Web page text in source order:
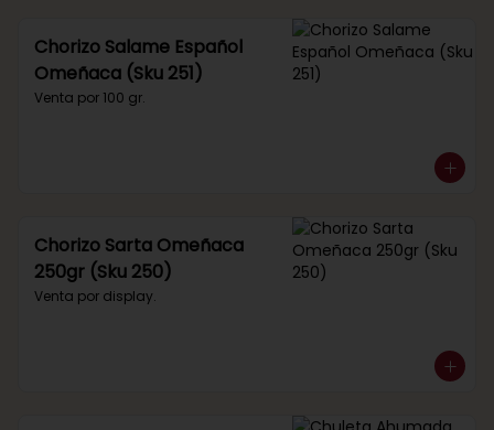
Chorizo Salame Español
Omeñaca (Sku 251)
Venta por 100 gr.
Chorizo Sarta Omeñaca
250gr (Sku 250)
Venta por display.